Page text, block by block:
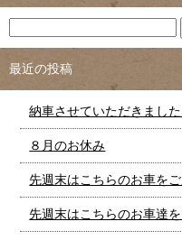
最近の投稿
納車させていただきました
８月のお休み
先週末はこちらのお車を
先週末はこちらのお車達